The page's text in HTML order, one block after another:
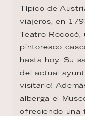
Típico de
viajeros, en
Teatro Rococó,
pintoresco
hasta hoy. Su
del actual
visitarlo!
alberga el
ofreciendo una